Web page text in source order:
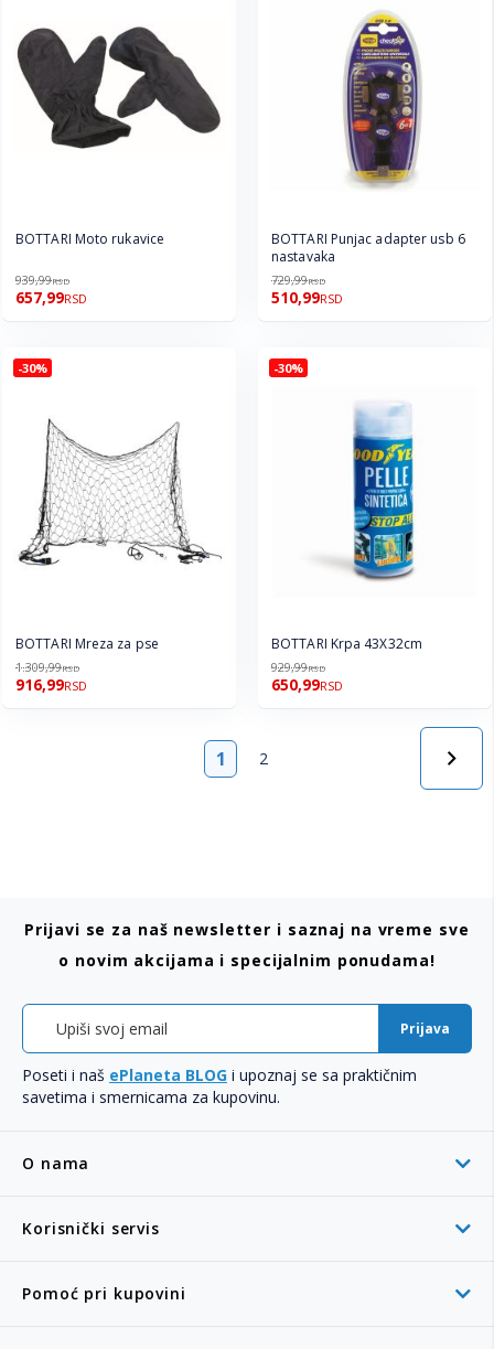
BOTTARI Moto rukavice
939,99RSD
657,99RSD
BOTTARI Punjac adapter usb 6
nastavaka
729,99RSD
510,99RSD
-30%
BOTTARI Mreza za pse
1.309,99RSD
916,99RSD
-30%
BOTTARI Krpa 43X32cm
929,99RSD
650,99RSD
1
2
O nama
Korisnički servis
Pomoć pri kupovini
Prijavi se za naš newsletter i saznaj na vreme sve
o novim akcijama i specijalnim ponudama!
Prijava
Poseti i naš ePlaneta BLOG i upoznaj se sa praktičnim
savetima i smernicama za kupovinu.